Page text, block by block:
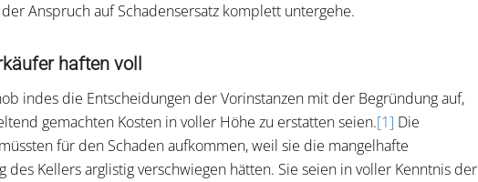
der Anspruch auf Schadensersatz komplett untergehe.
haften voll
indes die Entscheidungen der Vorinstanzen mit der Begründung auf,
gemachten Kosten in voller Höhe zu erstatten seien.[1] Die
für den Schaden aufkommen, weil sie die mangelhafte
des Kellers arglistig verschwiegen hätten. Sie seien in voller Kenntnis der